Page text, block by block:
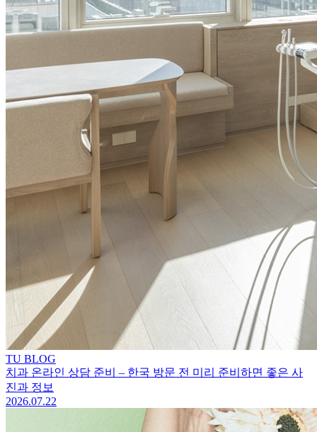
TU BLOG
치과 온라인 상담 준비 – 한국 방문 전 미리 준비하면 좋은 사
진과 정보
2026.07.22